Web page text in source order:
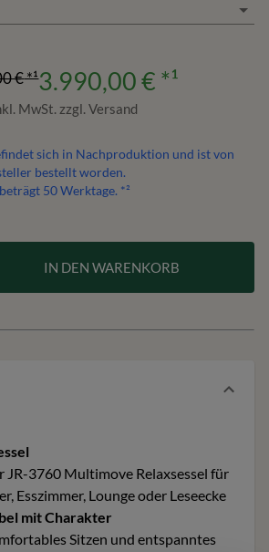
€*¹3.990,00 € *¹
MwSt. zzgl. Versand
sich in Nachproduktion und ist von
bestellt worden.
50Werktage. *²
IN DEN WARENKORB
JR-3760 Multimove Relaxsessel für
Esszimmer, Lounge oder Leseecke
mit Charakter
Sitzen und entspanntes